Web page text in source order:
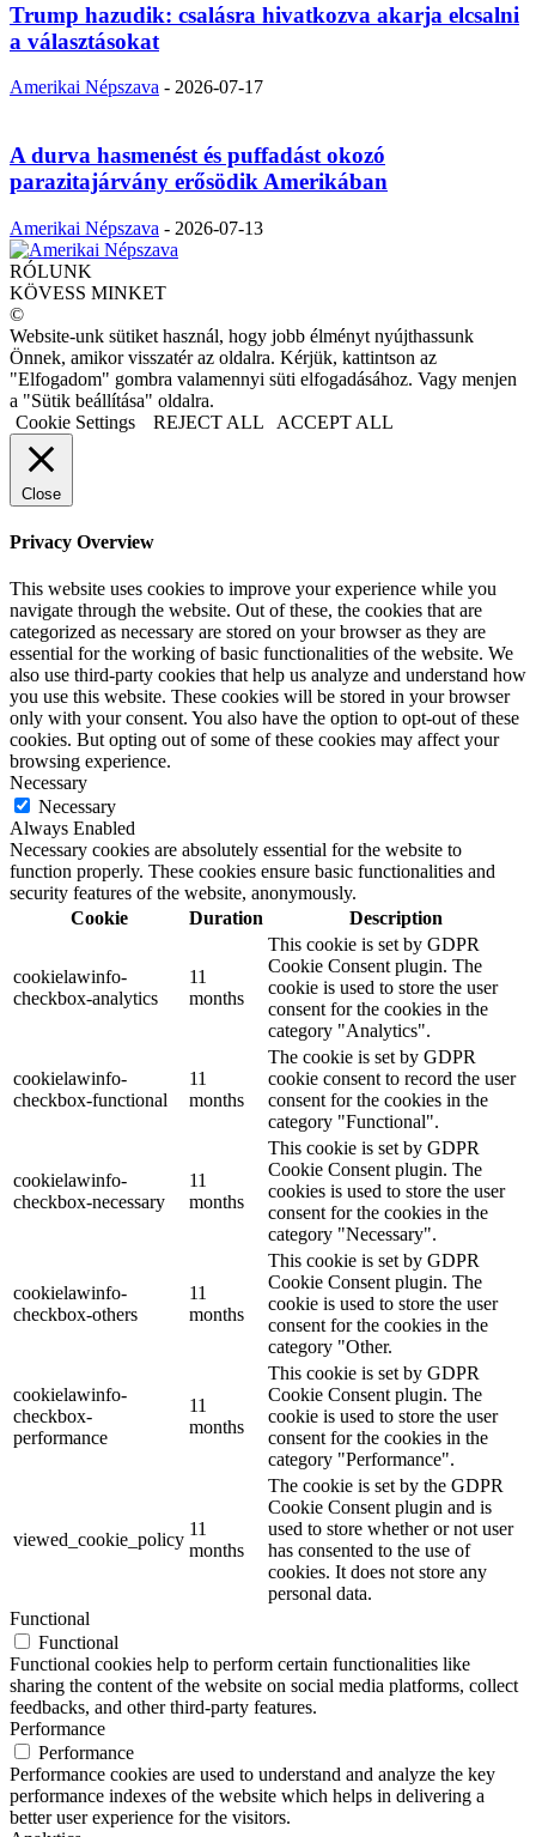
Trump hazudik: csalásra hivatkozva akarja elcsalni
a választásokat
Amerikai Népszava - 2026-07-17
A durva hasmenést és puffadást okozó
parazitajárvány erősödik Amerikában
Amerikai Népszava - 2026-07-13
RÓLUNK
KÖVESS MINKET
©
Website-unk sütiket használ, hogy jobb élményt nyújthassunk
Önnek, amikor visszatér az oldalra. Kérjük, kattintson az
"Elfogadom" gombra valamennyi süti elfogadásához. Vagy menjen
a "Sütik beállítása" oldalra.
Cookie Settings
REJECT ALL ACCEPT ALL
Close
Privacy Overview
This website uses cookies to improve your experience while you
navigate through the website. Out of these, the cookies that are
categorized as necessary are stored on your browser as they are
essential for the working of basic functionalities of the website. We
also use third-party cookies that help us analyze and understand how
you use this website. These cookies will be stored in your browser
only with your consent. You also have the option to opt-out of these
cookies. But opting out of some of these cookies may affect your
browsing experience.
Necessary
Necessary
Always Enabled
Necessary cookies are absolutely essential for the website to
function properly. These cookies ensure basic functionalities and
security features of the website, anonymously.
Cookie
Duration Description
cookielawinfo-
checkbox-analytics
11
months
This cookie is set by GDPR
Cookie Consent plugin. The
cookie is used to store the user
consent for the cookies in the
category "Analytics".
cookielawinfo-
checkbox-functional
11
months
The cookie is set by GDPR
cookie consent to record the user
consent for the cookies in the
category "Functional".
cookielawinfo-
checkbox-necessary
11
months
This cookie is set by GDPR
Cookie Consent plugin. The
cookies is used to store the user
consent for the cookies in the
category "Necessary".
cookielawinfo-
checkbox-others
11
months
This cookie is set by GDPR
Cookie Consent plugin. The
cookie is used to store the user
consent for the cookies in the
category "Other.
cookielawinfo-
checkbox-
performance
11
months
This cookie is set by GDPR
Cookie Consent plugin. The
cookie is used to store the user
consent for the cookies in the
category "Performance".
viewed_cookie_policy
11
months
The cookie is set by the GDPR
Cookie Consent plugin and is
used to store whether or not user
has consented to the use of
cookies. It does not store any
personal data.
Functional
Functional
Functional cookies help to perform certain functionalities like
sharing the content of the website on social media platforms, collect
feedbacks, and other third-party features.
Performance
Performance
Performance cookies are used to understand and analyze the key
performance indexes of the website which helps in delivering a
better user experience for the visitors.